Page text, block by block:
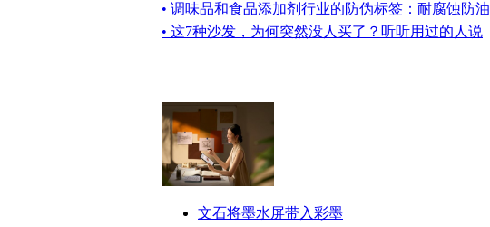
• 调味品和食品添加剂行业的防伪标签：耐腐蚀防油
• 这7种沙发，为何突然没人买了？听听用过的人说
文石将墨水屏带入彩墨